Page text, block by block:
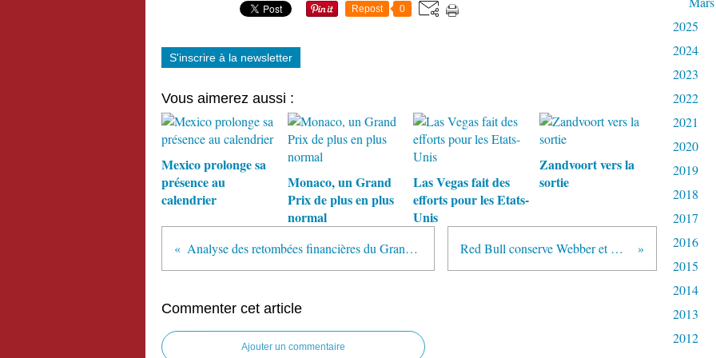
Repost 0
S'inscrire à la newsletter
Vous aimerez aussi :
Mexico prolonge sa
présence au
calendrier
Monaco, un Grand
Prix de plus en plus
normal
Las Vegas fait des
efforts pour les Etats-
Unis
Zandvoort vers la
sortie
Analyse des retombées financières du Grand-Prix du Canada Red Bull conserve Webber et Vettel en 2011
Commenter cet article
Ajouter un commentaire
2025
2024
2023
2022
2021
2020
2019
2018
2017
2016
2015
2014
2013
2012